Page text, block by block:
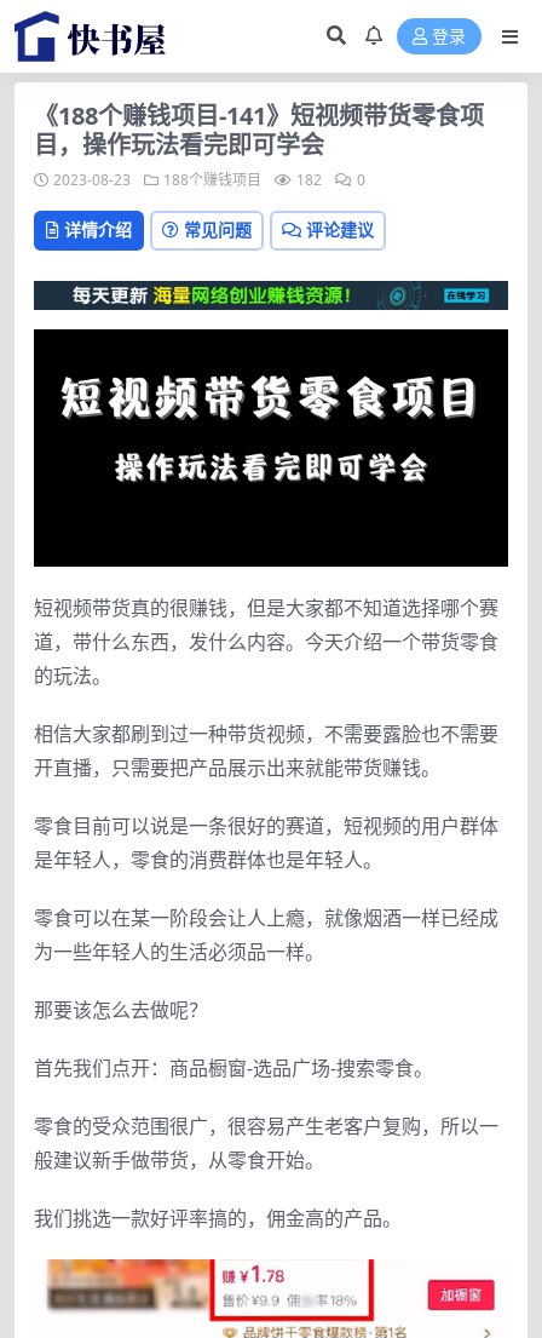
登录
《188个赚钱项目-141》短视频带货零食项
目，操作玩法看完即可学会
2023-08-23 188个赚钱项目 182 0
详情介绍 常见问题 评论建议
短视频带货真的很赚钱，但是大家都不知道选择哪个赛
道，带什么东西，发什么内容。今天介绍一个带货零食
的玩法。
相信大家都刷到过一种带货视频，不需要露脸也不需要
开直播，只需要把产品展示出来就能带货赚钱。
零食目前可以说是一条很好的赛道，短视频的用户群体
是年轻人，零食的消费群体也是年轻人。
零食可以在某一阶段会让人上瘾，就像烟酒一样已经成
为一些年轻人的生活必须品一样。
那要该怎么去做呢？
首先我们点开：商品橱窗-选品广场-搜索零食。
零食的受众范围很广，很容易产生老客户复购，所以一
般建议新手做带货，从零食开始。
我们挑选一款好评率搞的，佣金高的产品。